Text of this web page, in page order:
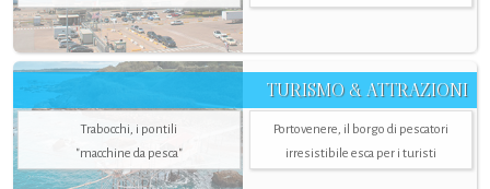
TURISMO & ATTRAZIONI
Trabocchi, i pontili
"macchine da pesca"
Portovenere, il borgo di pescatori
irresistibile esca per i turisti